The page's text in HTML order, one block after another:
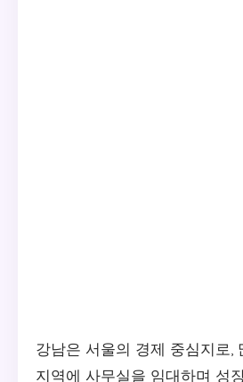
강남은 서울의 경제 중심지로,
지역에 사무실을 임대하며 성